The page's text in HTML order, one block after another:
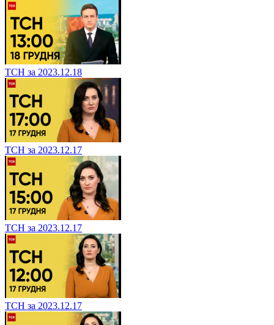
ТСН за 2023.12.18
ТСН за 2023.12.17
ТСН за 2023.12.17
ТСН за 2023.12.17